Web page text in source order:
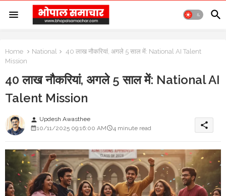
Home National
40 लाख नौकरियां, अगले 5 साल में: National AI Talent
Mission
40 लाख नौकरियां, अगले 5 साल में: National AI
Talent Mission
person Updesh Awasthee
10/11/2025 09:16:00 AM
4 minute read share